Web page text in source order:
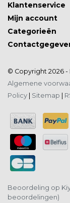
Klantenservice
Mijn account
Categorieën
© Copyright 2026
Algemene
Policy
Sitemap
Beoordeling op
beoordelingen)